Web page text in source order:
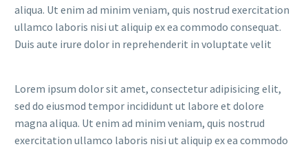
aliqua. Ut enim ad minim veniam, quis nostrud exercitation
ullamco laboris nisi ut aliquip ex ea commodo consequat.
Duis aute irure dolor in reprehenderit in voluptate velit
Lorem ipsum dolor sit amet, consectetur adipisicing elit,
sed do eiusmod tempor incididunt ut labore et dolore
magna aliqua. Ut enim ad minim veniam, quis nostrud
exercitation ullamco laboris nisi ut aliquip ex ea commodo